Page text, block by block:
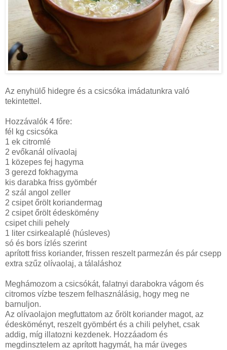
Az enyhülő hidegre és a csicsóka imádatunkra való
tekintettel.
Hozzávalók 4 főre:
fél kg csicsóka
1 ek citromlé
2 evőkanál olívaolaj
1 közepes fej hagyma
3 gerezd fokhagyma
kis darabka friss gyömbér
2 szál angol zeller
2 csipet őrölt koriandermag
2 csipet őrölt édeskömény
csipet chili pehely
1 liter csirkealaplé (húsleves)
só és bors ízlés szerint
aprított friss koriander, frissen reszelt parmezán és pár csepp
extra szűz olívaolaj, a tálaláshoz
Meghámozom a csicsókát, falatnyi darabokra vágom és
citromos vízbe teszem felhasználásig, hogy meg ne
barnuljon.
Az olívaolajon megfuttatom az őrölt koriander magot, az
édesköményt, reszelt gyömbért és a chili pelyhet, csak
addig, míg illatozni kezdenek. Hozzáadom és
megdinsztelem az aprított hagymát, ha már üveges